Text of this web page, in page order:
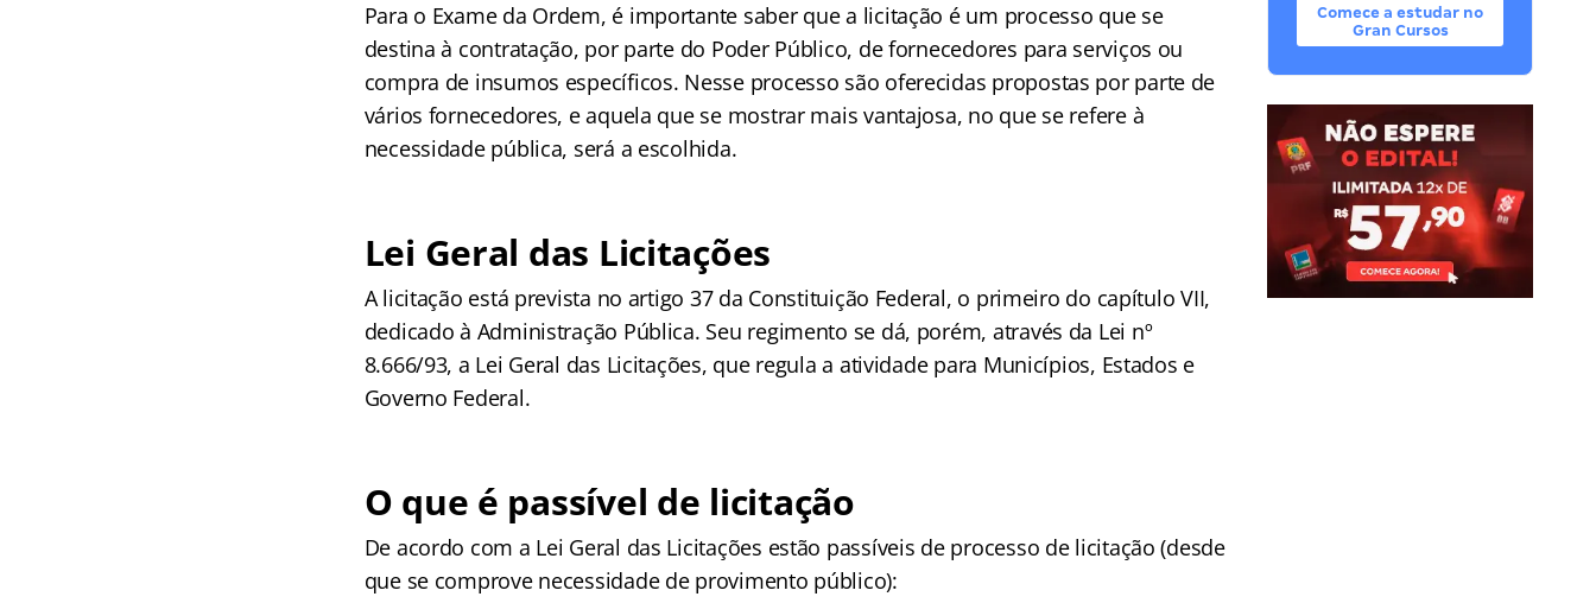
Para o Exame da Ordem, é importante saber que a licitação é um processo que se
destina à contratação, por parte do Poder Público, de fornecedores para serviços ou
compra de insumos específicos. Nesse processo são oferecidas propostas por parte de
vários fornecedores, e aquela que se mostrar mais vantajosa, no que se refere à
necessidade pública, será a escolhida.
Lei Geral das Licitações
A licitação está prevista no artigo 37 da Constituição Federal, o primeiro do capítulo VII,
dedicado à Administração Pública. Seu regimento se dá, porém, através da Lei nº
8.666/93, a Lei Geral das Licitações, que regula a atividade para Municípios, Estados e
Governo Federal.
O que é passível de licitação
De acordo com a Lei Geral das Licitações estão passíveis de processo de licitação (desde
que se comprove necessidade de provimento público):
Comece a estudar no
Gran Cursos